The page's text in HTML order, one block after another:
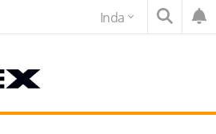
Inda